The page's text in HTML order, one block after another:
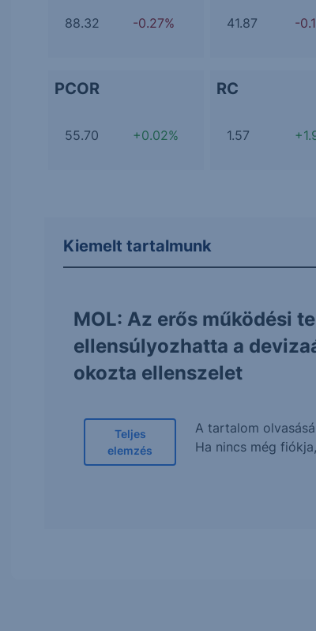
88.32 -0.27% 41.87 -
PCOR
55.70 +0.02%
RC
1.57
Kiemelt tartalmunk
MOL: Az erős működési
ellensúlyozhatta a
okozta ellenszelet
Teljes
elemzés
A tartalom
Ha nincs még fiókja,